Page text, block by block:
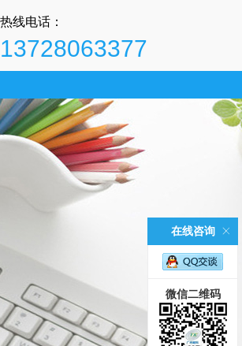
热线电话：
13728063377
在线咨询
微信二维码